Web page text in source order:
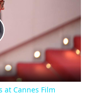
at Cannes Film